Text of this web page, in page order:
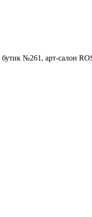
бутик №261, арт-салон